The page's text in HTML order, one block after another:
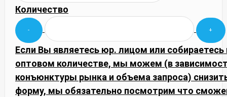
Количество
Если Вы являетесь юр. лицом или собираетесь
оптовом количестве, мы можем (в
конъюнктуры рынка и объема запроса)
форму, мы обязательно посмотрим что